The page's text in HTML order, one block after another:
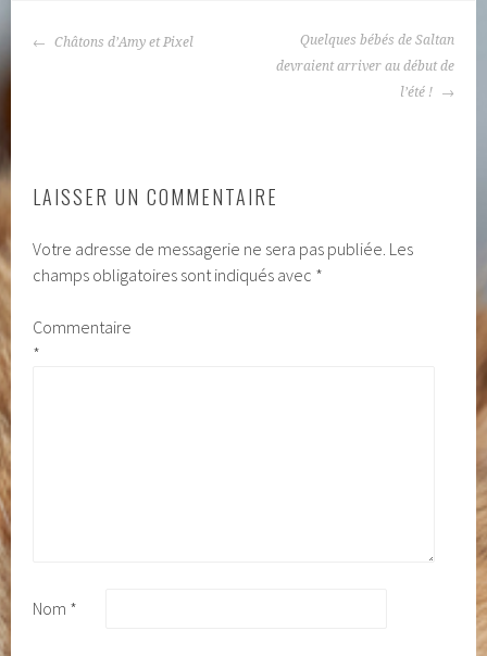
NAVIGATION
Châtons d’Amy et Pixel
Quelques bébés de Saltan
devraient arriver au début de
l’été !
LAISSER UN COMMENTAIRE
Votre adresse de messagerie ne sera pas publiée. Les
champs obligatoires sont indiqués avec *
Commentaire
*
Nom *